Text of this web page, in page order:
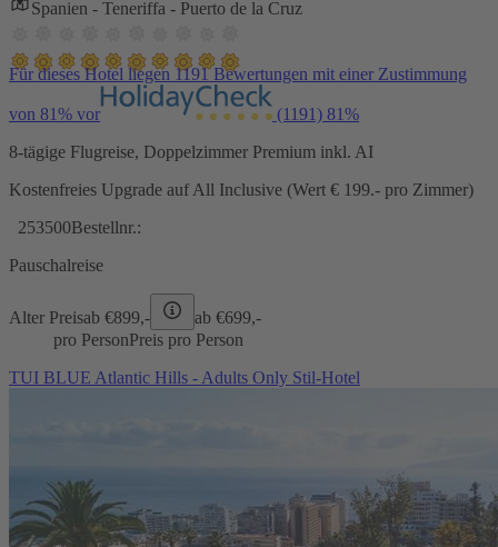
Spanien - Teneriffa - Puerto de la Cruz
Für dieses Hotel liegen 1191 Bewertungen mit einer Zustimmung
von 81% vor (1191) 81%
8-tägige Flugreise, Doppelzimmer Premium inkl. AI
Kostenfreies Upgrade auf All Inclusive (Wert € 199.- pro Zimmer)
253500Bestellnr.:
Pauschalreise
Alter Preisab €899,- ab €699,-
pro PersonPreis pro Person
TUI BLUE Atlantic Hills - Adults Only Stil-Hotel